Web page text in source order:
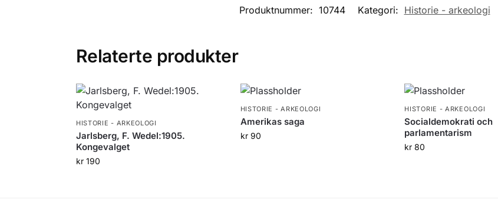
Produktnummer: 10744 Kategori: Historie - arkeologi
Relaterte produkter
HISTORIE - ARKEOLOGI
Jarlsberg, F. Wedel:1905.
Kongevalget
kr190
HISTORIE - ARKEOLOGI
Amerikas saga
kr90
HISTORIE - ARKEOLOGI
Socialdemokrati och
parlamentarism
kr 80